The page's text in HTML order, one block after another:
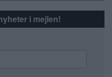
i mejlen!